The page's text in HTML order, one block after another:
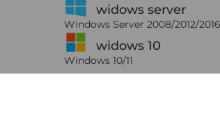
widows server
Windows Server 2008/2012/
widows 10
Windows 10/11